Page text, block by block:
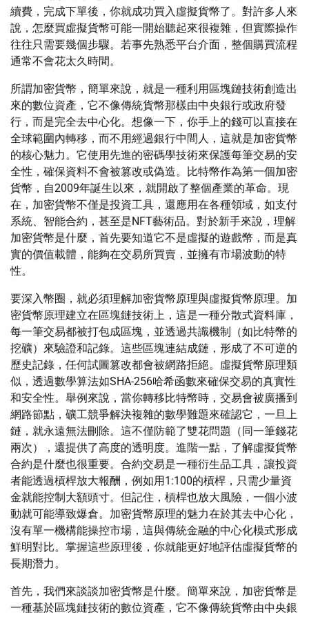
續費，完成下單後，你就成功買入虛擬貨幣了。對許多人來
說，怎麼買虛擬貨幣可能一開始聽起來很複雜，但實際操作
往往只需要幾個步驟。若事先熟悉平台介面，整個購買流程
通常不會花太久時間。
所謂加密貨幣，簡單來說，就是一種利用區塊鏈技術創造出
來的數位資產，它不像傳統貨幣那樣由中央銀行或政府發
行，而是完全去中心化。想像一下，你手上的錢可以直接在
全球範圍內轉移，而不用經過銀行中間人，這就是加密貨幣
的核心魅力。它使用先進的密碼學技術來保護每筆交易的安
全性，確保資料不會被篡改或偽造。比特幣作為第一個加密
貨幣，自2009年誕生以來，就開啟了整個產業的革命。現
在，加密貨幣不僅是投資工具，還應用在各種領域，如支付
系統、智能合約，甚至是NFT藝術品。對於新手來說，理解
加密貨幣是什麼，首先要知道它不是虛擬的遊戲幣，而是真
實的價值載體，能夠在交易所買賣，並擁有市場波動的特
性。
要深入幣圈，就必須理解加密貨幣原理與虛擬貨幣原理。加
密貨幣原理建立在區塊鏈技術上，這是一種分散式資料庫，
每一筆交易都被打包成區塊，並透過共識機制（如比特幣的
挖礦）來驗證和記錄。這些區塊連結成鏈，形成了不可逆的
歷史記錄，任何試圖篡改都會被網路拒絕。虛擬貨幣原理類
似，透過數學算法如SHA-256哈希函數來確保交易的真實性
和安全性。舉例來說，當你轉移比特幣時，交易會被廣播到
網路節點，礦工競爭解決複雜的數學難題來確認它，一旦上
鏈，就永遠無法刪除。這不僅防範了雙花問題（同一筆錢花
兩次），還提供了高度的透明度。進階一點，了解虛擬貨幣
合約是什麼也很重要。合約交易是一種衍生品工具，讓投資
者能透過槓桿放大報酬，例如用1:100的槓桿，只需少量資
金就能控制大額頭寸。但記住，槓桿也放大風險，一個小波
動就可能導致爆倉。加密貨幣原理的魅力在於其去中心化，
沒有單一機構能操控市場，這與傳統金融的中心化模式形成
鮮明對比。掌握這些原理後，你就能更好地評估虛擬貨幣的
長期潛力。
首先，我們來談談加密貨幣是什麼。簡單來說，加密貨幣是
一種基於區塊鏈技術的數位資產，它不像傳統貨幣由中央銀